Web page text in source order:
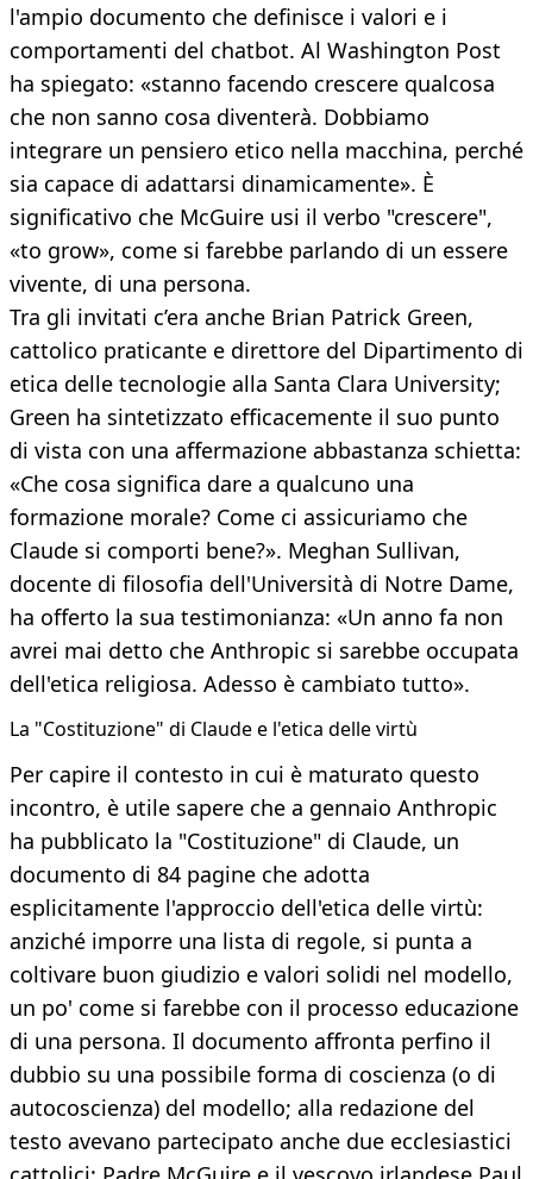
l'ampio documento che definisce i valori e i
comportamenti del chatbot. Al Washington Post
ha spiegato: «stanno facendo crescere qualcosa
che non sanno cosa diventerà. Dobbiamo
integrare un pensiero etico nella macchina, perché
sia capace di adattarsi dinamicamente». È
significativo che McGuire usi il verbo "crescere",
«to grow», come si farebbe parlando di un essere
vivente, di una persona.
Tra gli invitati c’era anche Brian Patrick Green,
cattolico praticante e direttore del Dipartimento di
etica delle tecnologie alla Santa Clara University;
Green ha sintetizzato efficacemente il suo punto
di vista con una affermazione abbastanza schietta:
«Che cosa significa dare a qualcuno una
formazione morale? Come ci assicuriamo che
Claude si comporti bene?». Meghan Sullivan,
docente di filosofia dell'Università di Notre Dame,
ha offerto la sua testimonianza: «Un anno fa non
avrei mai detto che Anthropic si sarebbe occupata
dell'etica religiosa. Adesso è cambiato tutto».
La "Costituzione" di Claude e l'etica delle virtù
Per capire il contesto in cui è maturato questo
incontro, è utile sapere che a gennaio Anthropic
ha pubblicato la "Costituzione" di Claude, un
documento di 84 pagine che adotta
esplicitamente l'approccio dell'etica delle virtù:
anziché imporre una lista di regole, si punta a
coltivare buon giudizio e valori solidi nel modello,
un po' come si farebbe con il processo educazione
di una persona. Il documento affronta perfino il
dubbio su una possibile forma di coscienza (o di
autocoscienza) del modello; alla redazione del
testo avevano partecipato anche due ecclesiastici